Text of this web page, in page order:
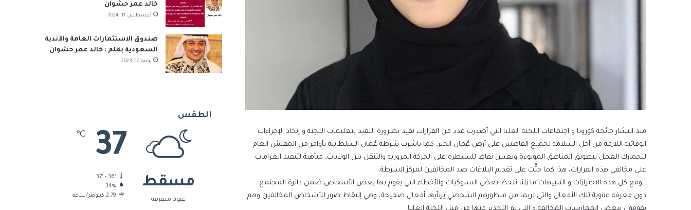
منذ انتشار جائحة كورونا و اجتماعات اللجنة العليا التي أصدرت عدد من القرارات تفيد بضرورة التقيد بتعليمات اللجنة و إتخاذ الإجراءات
الوقائية اللازمة من أجل السلامة لجميع القاطنين على أرض عُمان الخير، كما باشرت شرطة عُمان السلطانية بأوامر من المفتش العام
للجمارك العمل بتطويق المناطق الموبوءة وتعيين نقاط للسيطرة على الحركة المرورية والتنقل بين الولايات، متأهبة لتنفيذ الغرامات
على مخالفي هذه القرارات، هذا كما حثَّت على تقديم البلاغات ضد المخالفين لمركز الشرطة.
ومع كل هذه الاحترازات و التنبيهات ما زلنا نلحظ بعض السلوكيات والأخطاء التي يقوم بها بعض الأشخاص ضمن دائرة المجتمع
دون معرفة عقوبة تلك الأفعال والتي لربما من منظورهم الشخصي يرتأيها أفعال صحيحة، وهي إلتقاط صور للأشخاص المخالفين وهم
خالد عمر حشوان
أغسطس 11, 2024
صندوق الاستثمارات العامة والأندية
السعودية بقلم : خالد عمر حشوان
يونيو 10, 2023
الطقس
مسقط
غيوم متفرقة
37
℃
37º - 36º
34%
2.79 كيلومتر/ساعة